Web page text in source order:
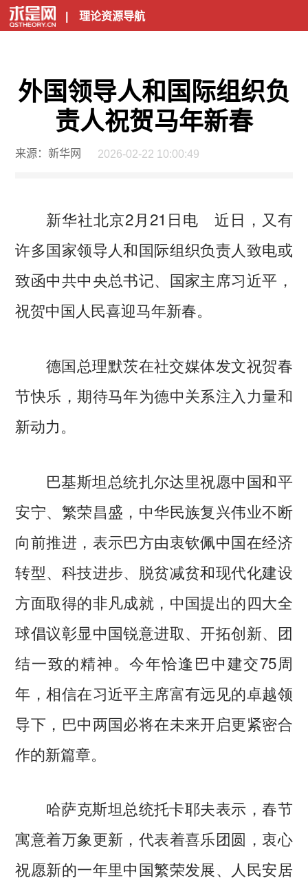
| 理论资源导航
外国领导人和国际组织负
责人祝贺马年新春
来源：新华网 2026-02-22 10:00:49
新华社北京2月21日电 近日，又有
许多国家领导人和国际组织负责人致电或
致函中共中央总书记、国家主席习近平，
祝贺中国人民喜迎马年新春。
德国总理默茨在社交媒体发文祝贺春
节快乐，期待马年为德中关系注入力量和
新动力。
巴基斯坦总统扎尔达里祝愿中国和平
安宁、繁荣昌盛，中华民族复兴伟业不断
向前推进，表示巴方由衷钦佩中国在经济
转型、科技进步、脱贫减贫和现代化建设
方面取得的非凡成就，中国提出的四大全
球倡议彰显中国锐意进取、开拓创新、团
结一致的精神。今年恰逢巴中建交75周
年，相信在习近平主席富有远见的卓越领
导下，巴中两国必将在未来开启更紧密合
作的新篇章。
哈萨克斯坦总统托卡耶夫表示，春节
寓意着万象更新，代表着喜乐团圆，衷心
祝愿新的一年里中国繁荣发展、人民安居